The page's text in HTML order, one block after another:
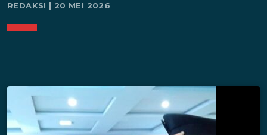
REDAKSI | 20 MEI 2026